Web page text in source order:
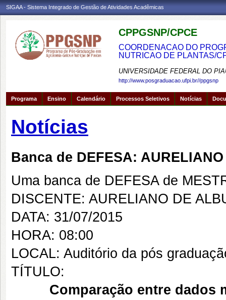
SIGAA - Sistema Integrado de Gestão de Atividades Acadêmicas
CPPGSNP/CPCE
COORDENACAO DO
NUTRICAO DE PLANTAS/
UNIVERSIDADE FEDERAL DO
http://www.posgraduacao.ufpi.br//ppgsnp
Programa Ensino Calendário Processos Seletivos Notícias
Notícias
Banca de DEFESA:
Uma banca de DEFESA de
DISCENTE: AURELIANO DE
DATA: 31/07/2015
HORA: 08:00
LOCAL: Auditório da pós
TÍTULO:
Comparação entre dados